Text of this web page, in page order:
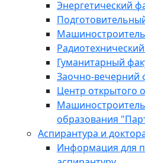
Энергетический
Гуманитарный
Заочно-вечерний
Центр открытого
образования
Аспирантура и
Информация для